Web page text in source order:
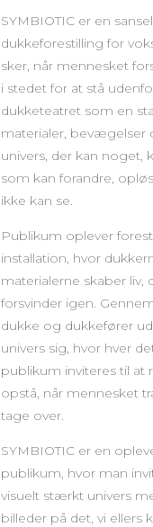
SYMBIOTIC er en
dukkeforestilling for
sker, når mennesket
i stedet for at stå
dukketeatret som en
materialer, bevægelser
univers, der kan noget,
som kan forandre,
ikke kan se.
Publikum oplever
installation, hvor
materialerne skaber
forsvinder igen.
dukke og dukkefører
univers sig, hvor hver
publikum inviteres til at
opstå, når mennesket
tage over.
SYMBIOTIC er en
publikum, hvor man
visuelt stærkt univers
billeder på det, vi ellers